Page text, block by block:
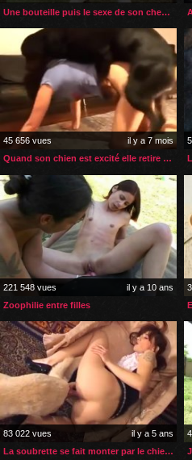
Une bouteille puis le sexe de son cheval dans son cul
45 656 vues
il y a 7 mois
Quand son chien est excité elle retire sa petite culotte
221 548 vues
il y a 10 ans
Zoophilie entre filles
83 022 vues
il y a 5 ans
La soubrette se fait monter par le chien de la famille